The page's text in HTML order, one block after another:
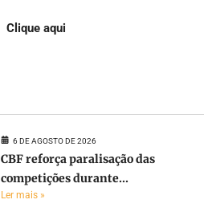
Clique aqui
6 DE AGOSTO DE 2026
CBF reforça paralisação das
competições durante...
Ler mais »